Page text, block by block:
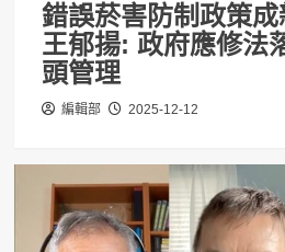
錯誤菸害防制政策
王郁揚: 政府應修法
頭管理
編輯部 2025-12-12